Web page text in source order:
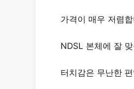
가격이 매우 저렴
NDSL 본체에 잘
터치감은 무난한